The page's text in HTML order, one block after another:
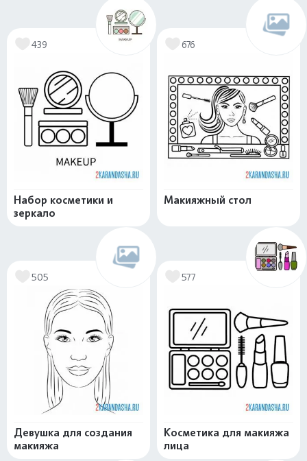
439
Набор косметики и
зеркало
676
Макияжный стол
505
Девушка для создания
макияжа
577
Косметика для макияжа
лица